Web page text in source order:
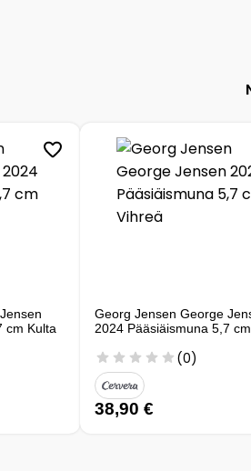
cm Kulta
Georg Jensen George
2024 Pääsiäismuna 5,7
(0)
38,90 €